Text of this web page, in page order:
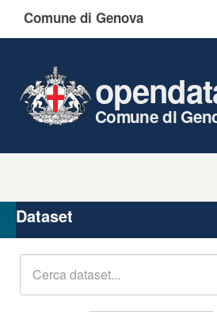
Comune di Genova
Comune di
Organizzazioni
Gruppi
Dataset